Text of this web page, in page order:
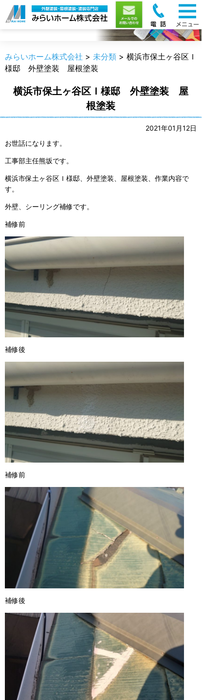
職人のうんちく
みらいホーム株式会社 > 未分類 > 横浜市保土ヶ谷区Ｉ
様邸 外壁塗装 屋根塗装
横浜市保土ヶ谷区Ｉ様邸 外壁塗装 屋
根塗装
2021年01月12日
お世話になります。
工事部主任熊坂です。
横浜市保土ヶ谷区Ｉ様邸、外壁塗装、屋根塗装、作業内容で
す。
外壁、シーリング補修です。
補修前
補修後
補修前
補修後